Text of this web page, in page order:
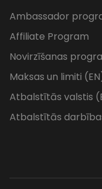
Ambassador
Affiliate Program
Novirzīšanas
Maksas un limiti
Atbalstītās valstis
Atbalstītās